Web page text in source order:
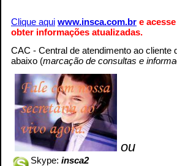
Clique aqui www.insca.com.br e
obter informações atualizadas.
CAC - Central de atendimento ao cliente
abaixo (marcação de consultas e
ou
Skype: insca2